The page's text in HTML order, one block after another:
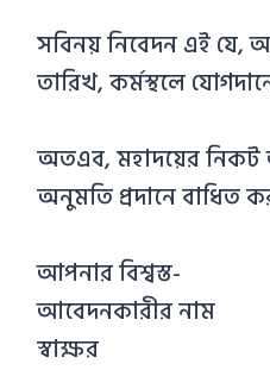
সবিনয় নিবেদন এই যে,
তারিখ, কর্মস্থলে
অতএব, মহাদয়ের নিকট
অনুমতি প্রদানে বাধিত
আপনার বিশ্বস্ত-
আবেদনকারীর নাম
স্বাক্ষর